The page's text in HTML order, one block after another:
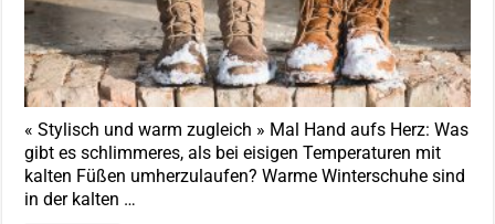
« Stylisch und warm zugleich » Mal Hand aufs Herz: Was
gibt es schlimmeres, als bei eisigen Temperaturen mit
kalten Füßen umherzulaufen? Warme Winterschuhe sind
in der kalten …